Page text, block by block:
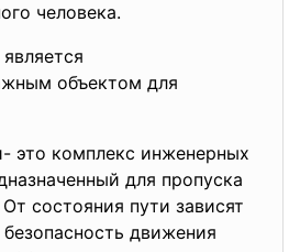
человека.
объектом для
это комплекс инженерных
для пропуска
состояния пути зависят
движения